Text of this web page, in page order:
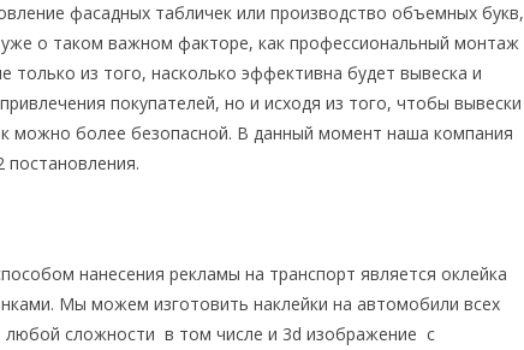
фасадных табличек или производство объемных букв,
о таком важном факторе, как профессиональный монтаж
из того, насколько эффективна будет вывеска и
покупателей, но и исходя из того, чтобы вывески
можно более безопасной. В данный момент наша компания
постановления.
нанесения рекламы на транспорт является оклейка
Мы можем изготовить наклейки на автомобили всех
любой сложности в том числе и 3d изображение с